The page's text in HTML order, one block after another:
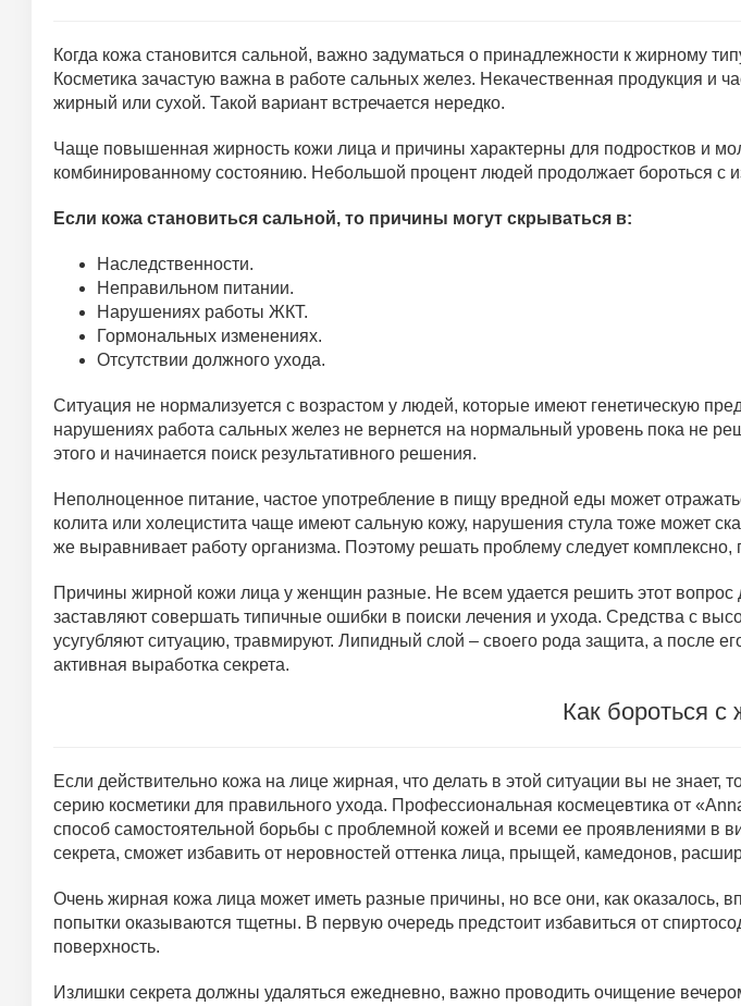
Когда кожа становится сальной, важно задуматься о принадлежности к жирному
Косметика зачастую важна в работе сальных желез. Некачественная продукция и
жирный или сухой. Такой вариант встречается нередко.
Чаще повышенная жирность кожи лица и причины характерны для подростков и
комбинированному состоянию. Небольшой процент людей продолжает бороться с
Если кожа становиться сальной, то причины могут скрываться в:
Наследственности.
Неправильном питании.
Нарушениях работы ЖКТ.
Гормональных изменениях.
Отсутствии должного ухода.
Ситуация не нормализуется с возрастом у людей, которые имеют генетическую
нарушениях работа сальных желез не вернется на нормальный уровень пока не
этого и начинается поиск результативного решения.
Неполноценное питание, частое употребление в пищу вредной еды может
колита или холецистита чаще имеют сальную кожу, нарушения стула тоже может
же выравнивает работу организма. Поэтому решать проблему следует
Причины жирной кожи лица у женщин разные. Не всем удается решить этот
заставляют совершать типичные ошибки в поиски лечения и ухода. Средства с
усугубляют ситуацию, травмируют. Липидный слой – своего рода защита, а после
активная выработка секрета.
Как бороться с
Если действительно кожа на лице жирная, что делать в этой ситуации вы не знает,
серию косметики для правильного ухода. Профессиональная космецевтика от
способ самостоятельной борьбы с проблемной кожей и всеми ее проявлениями в
секрета, сможет избавить от неровностей оттенка лица, прыщей, камедонов,
Очень жирная кожа лица может иметь разные причины, но все они, как
попытки оказываются тщетны. В первую очередь предстоит избавиться от
поверхность.
Излишки секрета должны удаляться ежедневно, важно проводить очищение